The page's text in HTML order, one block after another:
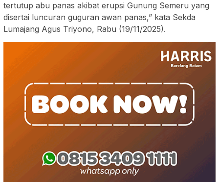
tertutup abu panas akibat erupsi Gunung Semeru yang
disertai luncuran guguran awan panas,” kata Sekda
Lumajang Agus Triyono, Rabu (19/11/2025).